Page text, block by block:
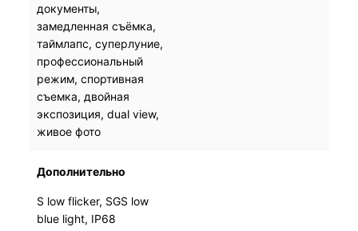
документы,
замедленная съёмка,
таймлапс, суперлуние,
профессиональный
режим, спортивная
съемка, двойная
экспозиция, dual view,
живое фото
документы,
замедленная съёмка,
таймлапс, суперлуние,
профессиональный
режим, спортивная
съемка, двойная
экспозиция, dual view,
живое фото
Дополнительно
S low flicker, SGS low
blue light, IP68
S low flicker, SGS low
blue light, IP68